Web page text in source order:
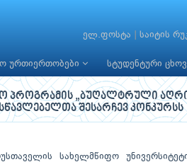
ელ.ფოსტა საიტის
ურთიერთობები სტუდენტური
პროგრამის „ბუღალტრული
შესარჩევ კონკურსს
სახელმწიფო